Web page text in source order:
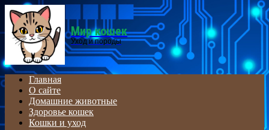
Menu
Мир кошек
Уход и породы
Главная
О сайте
Домашние животные
Здоровье кошек
Кошки и уход